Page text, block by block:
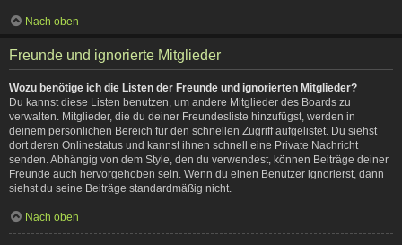
Nach oben
Freunde und ignorierte Mitglieder
Wozu benötige ich die Listen der Freunde und ignorierten Mitglieder?
Du kannst diese Listen benutzen, um andere Mitglieder des Boards zu
verwalten. Mitglieder, die du deiner Freundesliste hinzufügst, werden in
deinem persönlichen Bereich für den schnellen Zugriff aufgelistet. Du siehst
dort deren Onlinestatus und kannst ihnen schnell eine Private Nachricht
senden. Abhängig von dem Style, den du verwendest, können Beiträge deiner
Freunde auch hervorgehoben sein. Wenn du einen Benutzer ignorierst, dann
siehst du seine Beiträge standardmäßig nicht.
Nach oben